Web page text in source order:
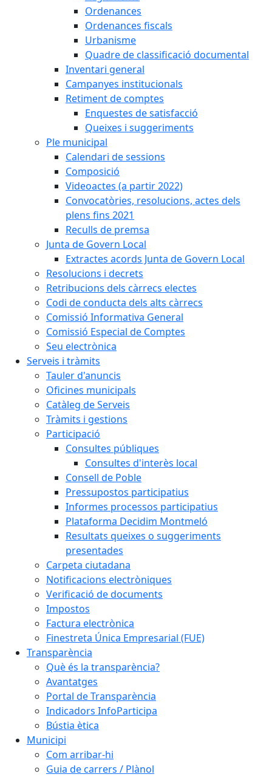
Ordenances
Ordenances fiscals
Urbanisme
Quadre de classificació documental
Inventari general
Campanyes institucionals
Retiment de comptes
Enquestes de satisfacció
Queixes i suggeriments
Ple municipal
Calendari de sessions
Composició
Videoactes (a partir 2022)
Convocatòries, resolucions, actes dels
plens fins 2021
Reculls de premsa
Junta de Govern Local
Extractes acords Junta de Govern Local
Resolucions i decrets
Retribucions dels càrrecs electes
Codi de conducta dels alts càrrecs
Comissió Informativa General
Comissió Especial de Comptes
Seu electrònica
Serveis i tràmits
Tauler d'anuncis
Oficines municipals
Catàleg de Serveis
Tràmits i gestions
Participació
Consultes públiques
Consultes d'interès local
Consell de Poble
Pressupostos participatius
Informes processos participatius
Plataforma Decidim Montmeló
Resultats queixes o suggeriments
presentades
Carpeta ciutadana
Notificacions electròniques
Verificació de documents
Impostos
Factura electrònica
Finestreta Única Empresarial (FUE)
Transparència
Què és la transparència?
Avantatges
Portal de Transparència
Indicadors InfoParticipa
Bústia ètica
Municipi
Com arribar-hi
Guia de carrers / Plànol